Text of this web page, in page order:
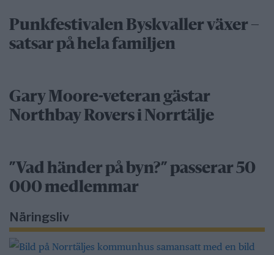
Punkfestivalen Byskvaller växer –
satsar på hela familjen
Gary Moore-veteran gästar
Northbay Rovers i Norrtälje
”Vad händer på byn?” passerar 50
000 medlemmar
Näringsliv